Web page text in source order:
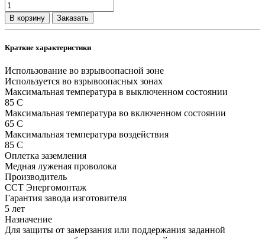
В корзину Заказать
Краткие характеристики
Использование во взрывоопасной зоне
Используется во взрывоопасных зонах
Максимальная температура в выключенном состоянии
85 С
Максимальная температура во включенном состоянии
65 С
Максимальная температура воздействия
85 С
Оплетка заземления
Медная луженая проволока
Производитель
ССТ Энергомонтаж
Гарантия завода изготовителя
5 лет
Назначение
Для защиты от замерзания или поддержания заданной